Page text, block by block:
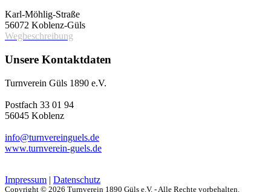
Karl-Möhlig-Straße
56072 Koblenz-Güls
Wegbeschreibung
Unsere Kontaktdaten
Turnverein Güls 1890 e.V.
Postfach 33 01 94
56045 Koblenz
info@turnvereinguels.de
www.turnverein-guels.de
Impressum | Datenschutz
Copyright © 2026 Turnverein 1890 Güls e.V. - Alle Rechte vorbehalten.